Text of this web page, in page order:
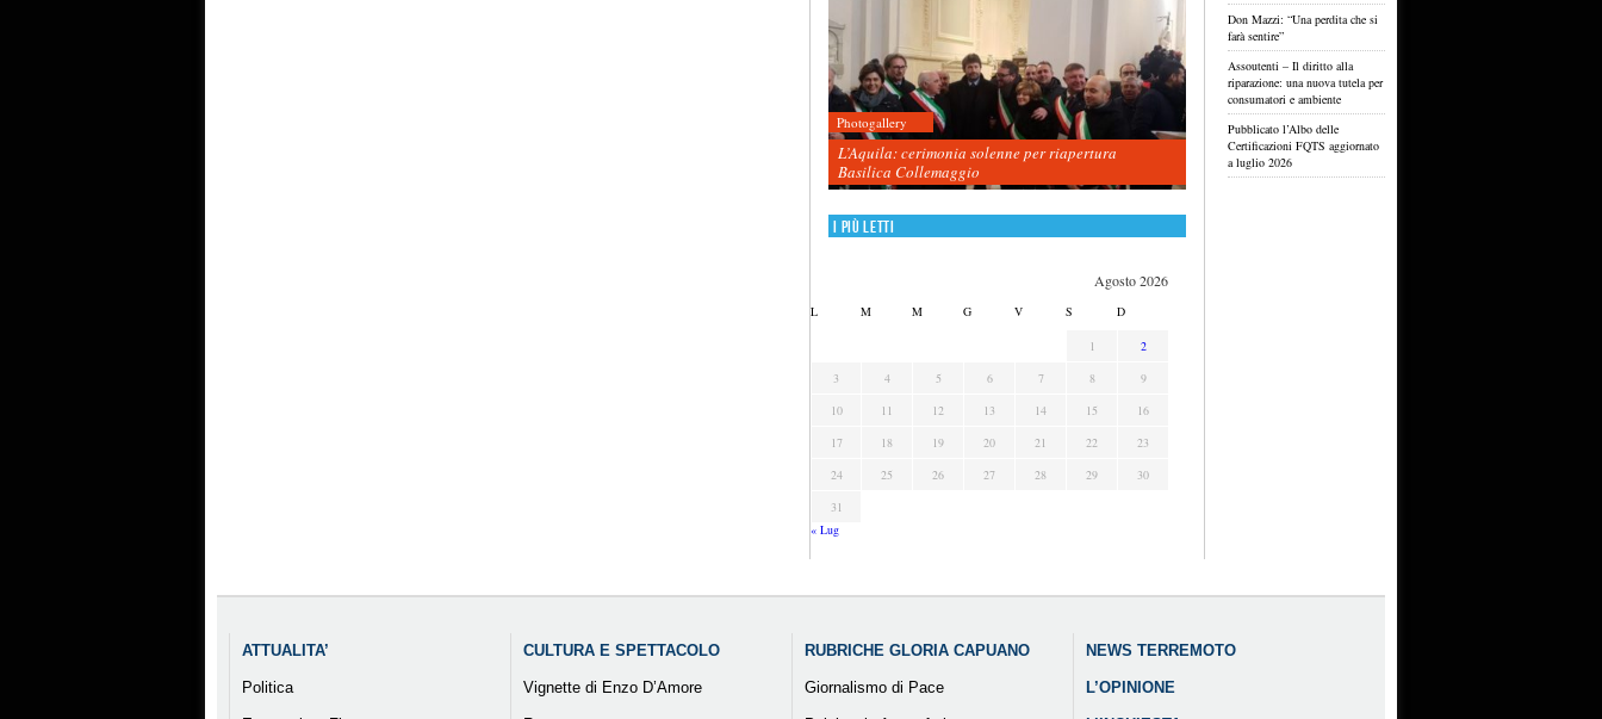
Photogallery
L’Aquila: cerimonia solenne per riapertura
Basilica Collemaggio
I più letti
Agosto 2026
L M M G V S D
1
2
3
4 5 6 7 8
9
10
11 12 13 14 15
16
17
18 19 20 21 22
23
24
25 26 27 28 29
30
31
« Lug
Don Mazzi: “Una perdita che si
farà sentire”
Assoutenti – Il diritto alla
riparazione: una nuova tutela per
consumatori e ambiente
Pubblicato l’Albo delle
Certificazioni FQTS aggiornato
a luglio 2026
ATTUALITA’
Politica
CULTURA E SPETTACOLO
Vignette di Enzo D’Amore
RUBRICHE GLORIA CAPUANO
Giornalismo di Pace
NEWS TERREMOTO
L’OPINIONE